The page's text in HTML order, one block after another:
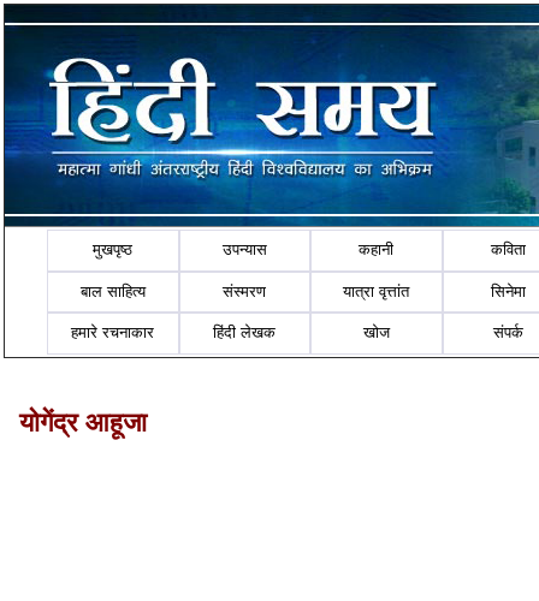
मुखपृष्ठ उपन्यास कहानी कविता
बाल साहित्य संस्मरण यात्रा वृत्तांत सिनेमा
हमारे रचनाकार हिंदी लेखक खोज संपर्क
योगेंद्र आहूजा